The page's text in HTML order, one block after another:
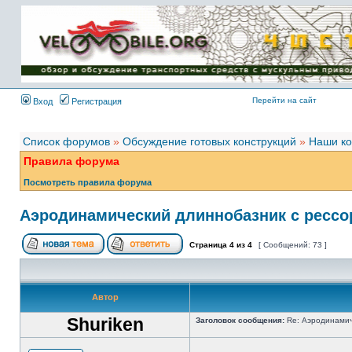
Имя пользователя:
Пароль:
{ LOG_ME_IN_SHORT
}
Вход
Регистрация Перейти на сайт
Список форумов » Обсуждение готовых конструкций » Наши
Правила форума
Посмотреть правила форума
Аэродинамический длиннобазник с
Страница 4 из 4 [ Сообщений: 73 ]
Автор
Shuriken Заголовок сообщения: Re: